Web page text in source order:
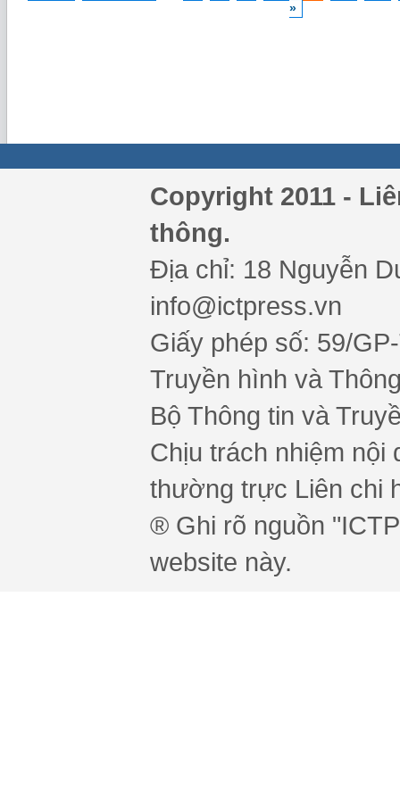
»
Copyright 2011 -
thông.
Địa chỉ: 18 Nguyễn
info@ictpress.vn
Giấy phép số: 59/
Truyền hình và
Bộ Thông tin và
Chịu trách nhiệm nội
thường trực Liên chi
® Ghi rõ nguồn
website này.